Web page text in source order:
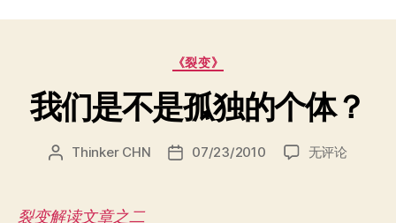
分
《裂变》
我们是不是孤独的个体？
文
者
Thinker CHN
发 07/23/2010
我
无评论
裂变解读文章之二